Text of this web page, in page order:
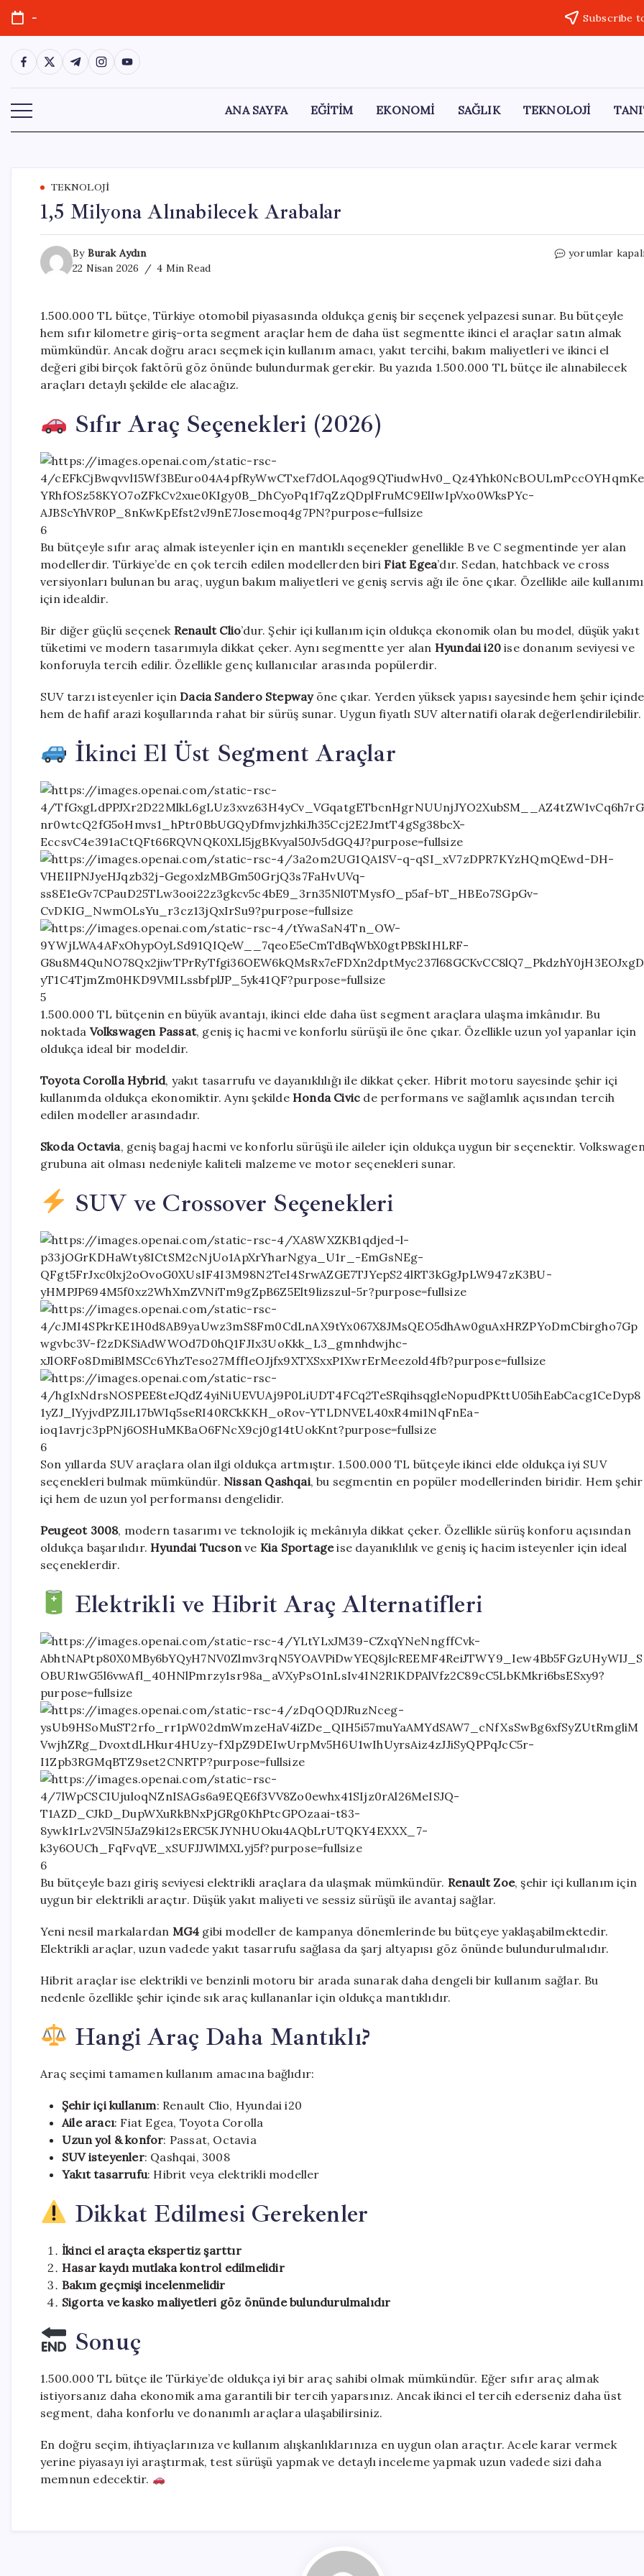
Skip
content
- Subscribe
https://www.facebook.com/
https://twitter.com/
https://t.me/
https://www.instagram.com/
https://youtube.com/
ANA SAYFA EĞİTİM EKONOMİ SAĞLIK TEKNOLOJİ
TEKNOLOJI
1,5 Milyona Alınabilecek Arabalar
By Burak Aydın
22 Nisan 2026
4 Min Read
1,5
için
yorumlar
1.500.000 TL bütçe, Türkiye otomobil piyasasında oldukça geniş bir seçenek yelpazesi sunar. Bu bütçeyle
hem sıfır kilometre giriş–orta segment araçlar hem de daha üst segmentte ikinci el araçlar satın almak
mümkündür. Ancak doğru aracı seçmek için kullanım amacı, yakıt tercihi, bakım maliyetleri ve ikinci el
değeri gibi birçok faktörü göz önünde bulundurmak gerekir. Bu yazıda 1.500.000 TL bütçe ile alınabilecek
araçları detaylı şekilde ele alacağız.
Sıfır Araç Seçenekleri (2026)
6
Bu bütçeyle sıfır araç almak isteyenler için en mantıklı seçenekler genellikle B ve C segmentinde yer alan
modellerdir. Türkiye’de en çok tercih edilen modellerden biriFiat Egea’dır. Sedan, hatchback ve cross
versiyonları bulunan bu araç, uygun bakım maliyetleri ve geniş servis ağı ile öne çıkar. Özellikle aile kullanımı
için idealdir.
Bir diğer güçlü seçenek Renault Clio’dur. Şehir içi kullanım için oldukça ekonomik olan bu model, düşük yakıt
tüketimi ve modern tasarımıyla dikkat çeker. Aynı segmentte yer alan Hyundai i20 ise donanım seviyesi ve
konforuyla tercih edilir. Özellikle genç kullanıcılar arasında popülerdir.
SUV tarzı isteyenler içinDacia Sandero Stepwayöne çıkar. Yerden yüksek yapısı sayesinde hem şehir içinde
hem de hafif arazi koşullarında rahat bir sürüş sunar. Uygun fiyatlı SUV alternatifi olarak değerlendirilebilir.
İkinci El Üst Segment Araçlar
5
1.500.000 TL bütçenin en büyük avantajı, ikinci elde daha üst segment araçlara ulaşma imkânıdır. Bu
noktada Volkswagen Passat, geniş iç hacmi ve konforlu sürüşü ile öne çıkar. Özellikle uzun yol yapanlar için
oldukça ideal bir modeldir.
Toyota Corolla Hybrid, yakıt tasarrufu ve dayanıklılığı ile dikkat çeker. Hibrit motoru sayesinde şehir içi
kullanımda oldukça ekonomiktir. Aynı şekilde Honda Civic de performans ve sağlamlık açısından tercih
edilen modeller arasındadır.
Skoda Octavia, geniş bagaj hacmi ve konforlu sürüşü ile aileler için oldukça uygun bir seçenektir.
grubuna ait olması nedeniyle kaliteli malzeme ve motor seçenekleri sunar.
SUV ve Crossover Seçenekleri
6
Son yıllarda SUV araçlara olan ilgi oldukça artmıştır. 1.500.000 TL bütçeyle ikinci elde oldukça iyi SUV
seçenekleri bulmak mümkündür. Nissan Qashqai, bu segmentin en popüler modellerinden biridir. Hem şehir
içi hem de uzun yol performansı dengelidir.
Peugeot 3008, modern tasarımı ve teknolojik iç mekânıyla dikkat çeker. Özellikle sürüş konforu açısından
oldukça başarılıdır.Hyundai Tucsonve Kia Sportageise dayanıklılık ve geniş iç hacim isteyenler için ideal
seçeneklerdir.
Elektrikli ve Hibrit Araç Alternatifleri
6
Bu bütçeyle bazı giriş seviyesi elektrikli araçlara da ulaşmak mümkündür. Renault Zoe, şehir içi kullanım için
uygun bir elektrikli araçtır. Düşük yakıt maliyeti ve sessiz sürüşü ile avantaj sağlar.
Yeni nesil markalardan MG4 gibi modeller de kampanya dönemlerinde bu bütçeye yaklaşabilmektedir.
Elektrikli araçlar, uzun vadede yakıt tasarrufu sağlasa da şarj altyapısı göz önünde bulundurulmalıdır.
Hibrit araçlar ise elektrikli ve benzinli motoru bir arada sunarak daha dengeli bir kullanım sağlar. Bu
nedenle özellikle şehir içinde sık araç kullananlar için oldukça mantıklıdır.
Hangi Araç Daha Mantıklı?
Araç seçimi tamamen kullanım amacına bağlıdır:
Şehir içi kullanım: Renault Clio, Hyundai i20
Aile aracı: Fiat Egea, Toyota Corolla
Uzun yol & konfor: Passat, Octavia
SUV isteyenler: Qashqai, 3008
Yakıt tasarrufu: Hibrit veya elektrikli modeller
Dikkat Edilmesi Gerekenler
İkinci el araçta ekspertiz şarttır
Hasar kaydı mutlaka kontrol edilmelidir
Bakım geçmişi incelenmelidir
Sigorta ve kasko maliyetleri göz önünde bulundurulmalıdır
Sonuç
1.500.000 TL bütçe ile Türkiye’de oldukça iyi bir araç sahibi olmak mümkündür. Eğer sıfır araç almak
istiyorsanız daha ekonomik ama garantili bir tercih yaparsınız. Ancak ikinci el tercih ederseniz daha üst
segment, daha konforlu ve donanımlı araçlara ulaşabilirsiniz.
En doğru seçim, ihtiyaçlarınıza ve kullanım alışkanlıklarınıza en uygun olan araçtır. Acele karar vermek
yerine piyasayı iyi araştırmak, test sürüşü yapmak ve detaylı inceleme yapmak uzun vadede sizi daha
memnun edecektir.